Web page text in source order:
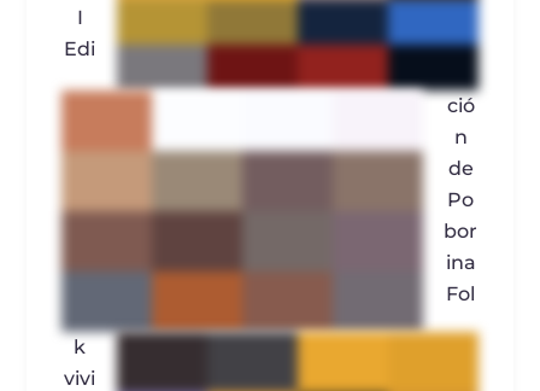
I
Edi
ció
n
de
Po
bor
ina
Fol
k
vivi